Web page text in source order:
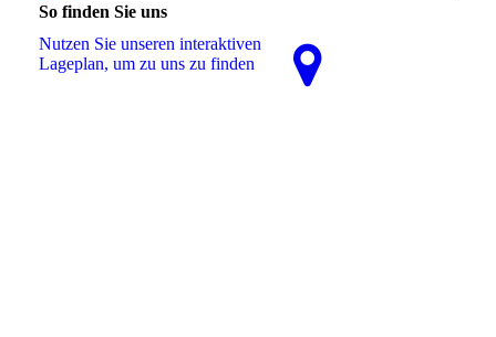
So finden Sie uns
Nutzen Sie unseren interaktiven
La­ge­plan, um zu uns zu finden